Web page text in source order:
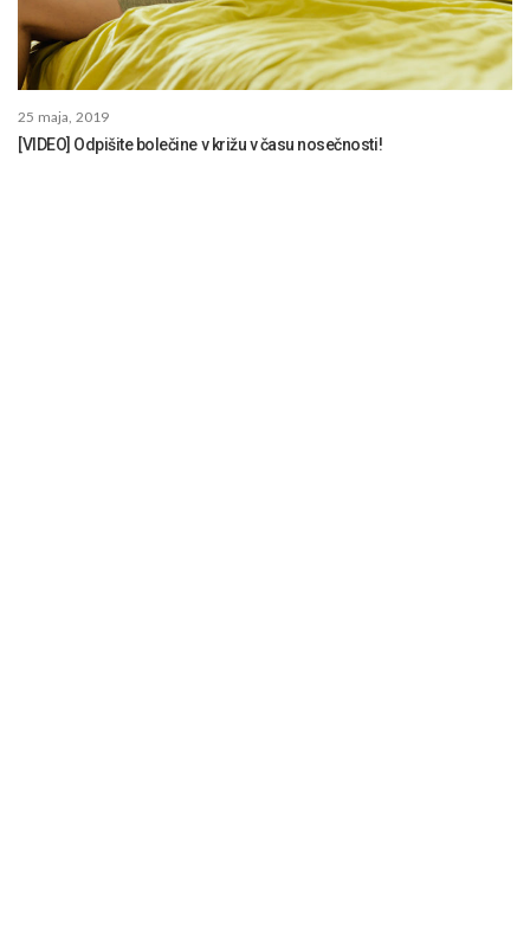
25 maja, 2019
[VIDEO] Odpišite bolečine v križu v času nosečnosti!